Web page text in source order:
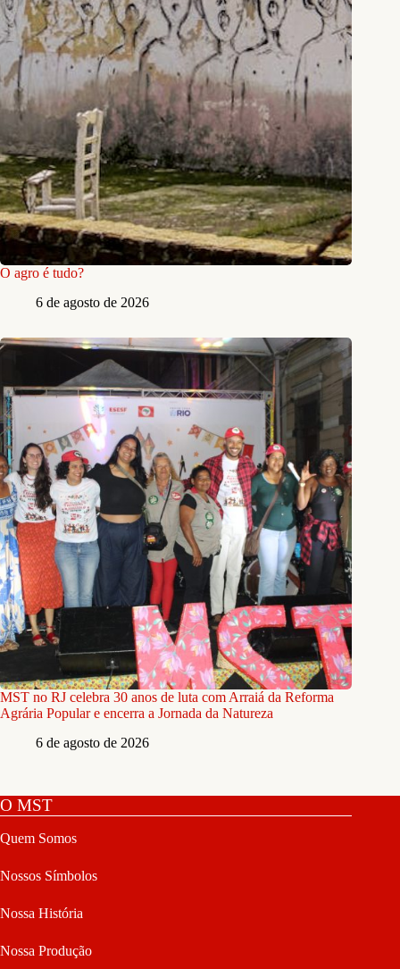
O agro é tudo?
6 de agosto de 2026
MST no RJ celebra 30 anos de luta com Arraiá da Reforma
Agrária Popular e encerra a Jornada da Natureza
6 de agosto de 2026
O MST
Quem Somos
Nossos Símbolos
Nossa História
Nossa Produção